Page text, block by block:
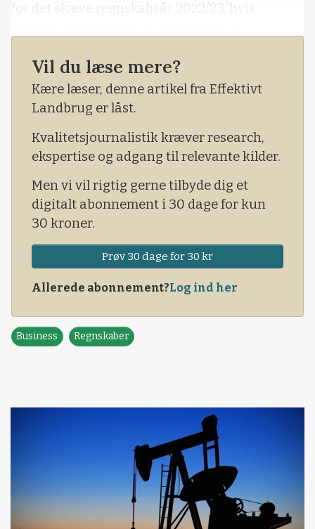
for det skæve regnskabsår 2022/23, hvis
Af regnskabet fremgår det, at resultatet efter
skat er gået fra 15,1 til lige knap 5 millioner
kroner. Driftsresultatet er dog mere stabilt og
er kun faldet med to millioner kroner, fra 11,3 til
9,3 millioner kroner.
Vil du læse mere?
Kære læser, denne artikel fra Effektivt
Landbrug er låst.
Kvalitetsjournalistik kræver research,
ekspertise og adgang til relevante kilder.
Men vi vil rigtig gerne tilbyde dig et
digitalt abonnement i 30 dage for kun
30 kroner.
Prøv 30 dage for 30 kr
Allerede abonnement?Log ind her
Business Regnskaber